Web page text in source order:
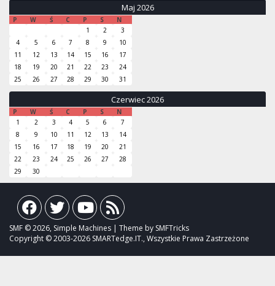
Maj 2026
P W Ś C P S
N
1
2
3
4
5 6 7 8 9
10
11
12 13 14 15 16
17
18
19 20 21 22 23
24
25
26 27 28 29 30 31
Czerwiec 2026
P W Ś C P S
N
1
2 3 4 5 6
7
8
9 10 11 12 13
14
15
16 17 18 19 20
21
22
23 24 25 26 27
28
29
30
SMF © 2026, Simple Machines | Theme by SMFTricks
Copyright © 2003-2026 SMARTedge.IT., Wszystkie Prawa Zastrzeżone